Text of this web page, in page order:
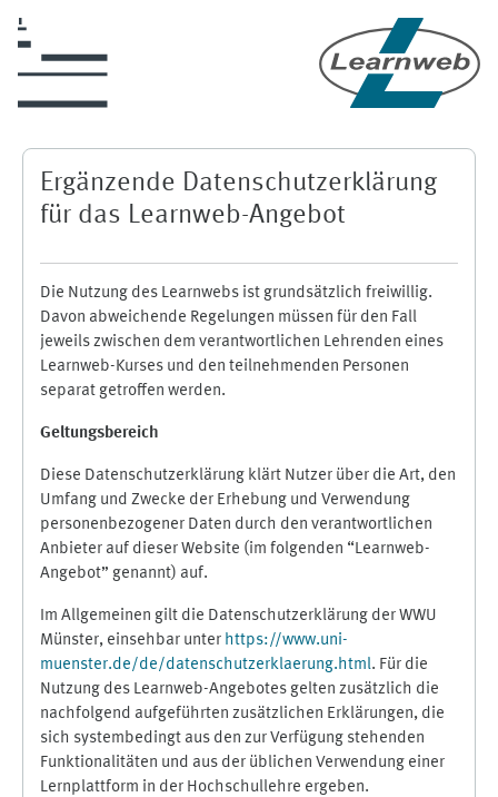
Ergänzende Datenschutzerklärung
für das Learnweb-Angebot
Die Nutzung des Learnwebs ist grundsätzlich freiwillig.
Davon abweichende Regelungen müssen für den Fall
jeweils zwischen dem verantwortlichen Lehrenden eines
Learnweb-Kurses und den teilnehmenden Personen
separat getroffen werden.
Geltungsbereich
Diese Datenschutzerklärung klärt Nutzer über die Art, den
Umfang und Zwecke der Erhebung und Verwendung
personenbezogener Daten durch den verantwortlichen
Anbieter auf dieser Website (im folgenden “Learnweb-
Angebot” genannt) auf.
Im Allgemeinen gilt die Datenschutzerklärung der WWU
Münster, einsehbar unter https://www.uni-
muenster.de/de/datenschutzerklaerung.html. Für die
Nutzung des Learnweb-Angebotes gelten zusätzlich die
nachfolgend aufgeführten zusätzlichen Erklärungen, die
sich systembedingt aus den zur Verfügung stehenden
Funktionalitäten und aus der üblichen Verwendung einer
Lernplattform in der Hochschullehre ergeben.